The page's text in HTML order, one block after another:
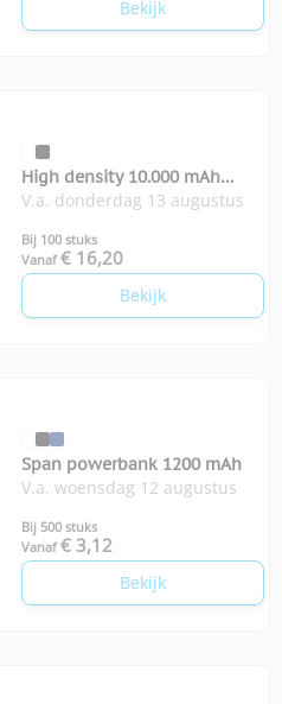
Bekijk
High density 10.000 mAh
zakformaat powerbank
V.a. donderdag 13 augustus
Bij 100 stuks
Vanaf € 16,20
Bekijk
Span powerbank 1200 mAh
V.a. woensdag 12 augustus
Bij 500 stuks
Vanaf € 3,12
Bekijk